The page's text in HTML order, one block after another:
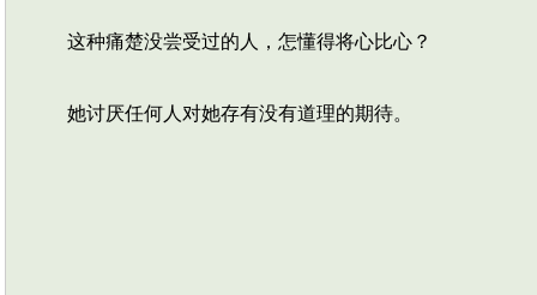
这种痛楚没尝受过的人，怎懂得将心比心？
她讨厌任何人对她存有没有道理的期待。